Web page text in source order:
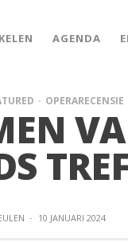
AGENDA
OPERARECENSIE
· 10 JANUARI 2024